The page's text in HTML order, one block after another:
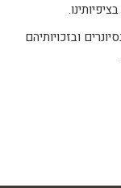
ובזכויותיהם